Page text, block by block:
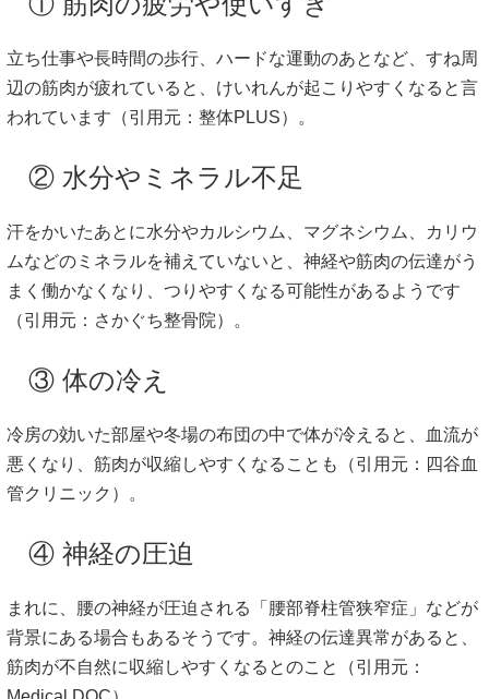
立ち仕事や長時間の歩行、ハードな運動のあとなど、すね周
辺の筋肉が疲れていると、けいれんが起こりやすくなると言
われています（引用元： 整体PLUS）。
② 水分やミネラル不足
汗をかいたあとに水分やカルシウム、マグネシウム、カリウ
ムなどのミネラルを補えていないと、神経や筋肉の伝達がう
まく働かなくなり、つりやすくなる可能性があるようです
（引用元： さかぐち整骨院）。
③ 体の冷え
冷房の効いた部屋や冬場の布団の中で体が冷えると、血流が
悪くなり、筋肉が収縮しやすくなることも（引用元： 四谷血
管クリニック ）。
④ 神経の圧迫
まれに、腰の神経が圧迫される「腰部脊柱管狭窄症」などが
背景にある場合もあるそうです。神経の伝達異常があると、
筋肉が不自然に収縮しやすくなるとのこと（引用元：